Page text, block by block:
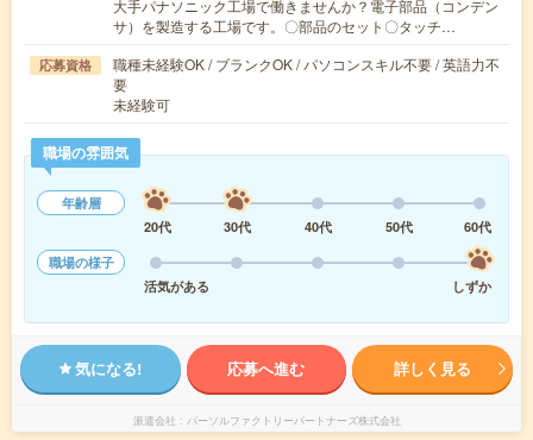
大手パナソニック工場で働きませんか？電子部品（コンデン
サ）を製造する工場です。〇部品のセット〇タッチ…
応募資格
職種未経験OK / ブランクOK / パソコンスキル不要 / 英語力不
要
未経験可
職場の雰囲気
年齢層
20代
30代 40代 50代
60代
職場の様子
活気がある
しずか
気になる! 応募へ進む 詳しく見る
派遣会社 パーソルファクトリーパートナーズ株式会社